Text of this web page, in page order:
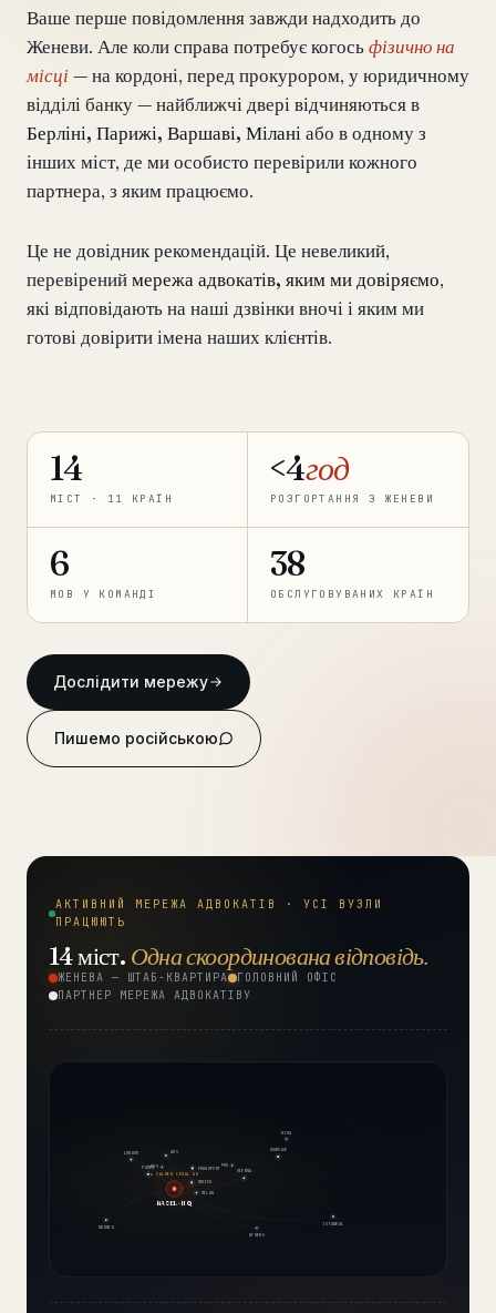
Перевірка лише щодо INTERPOL від €990
Аналіз блокування рахунку
Санкції та перевірка баз даних від €1,900
Екстрадиція та правові запити
Термінова допомога 24/7 від €3,500
◆ ПРО НАШУ ПРАКТИКУ
Чому швейцарський адвокат
Ваше перше повідомлення завжди надходить до
Женеви. Але коли справа потребує когосьфізично на
місці — на кордоні, перед прокурором, у юридичному
відділі банку — найближчі двері відчиняються в
Берліні, Парижі, Варшаві, Мілані або в одному з
інших міст, де ми особисто перевірили кожного
партнера, з яким працюємо.
Це не довідник рекомендацій. Це невеликий,
перевірениймережа адвокатів, яким ми довіряємо,
які відповідають на наші дзвінки вночі і яким ми
готові довірити імена наших клієнтів.
14
МІСТ · 11 КРАЇН
<4год
РОЗГОРТАННЯ З ЖЕНЕВИ
6
МОВ У КОМАНДІ
38
ОБСЛУГОВУВАНИХ КРАЇН
Дослідити мережу
Пишемо російською
АКТИВНИЙ МЕРЕЖА АДВОКАТІВ · УСІ ВУЗЛИ
ПРАЦЮЮТЬ
14 міст. Одна скоординована відповідь.
ЖЕНЕВА — ШТАБ-КВАРТИРА
ГОЛОВНИЙ ОФІС
ПАРТНЕР МЕРЕЖА АДВОКАТІВУ
PARIS
AMS
FRANKFURT
ZURICH
MILAN
MADRID
VIENNA
PRG
WARSAW
RIGA
ISTANBUL
ATHENS
◆ VALKEN LEGAL AG
BASEL · HQ